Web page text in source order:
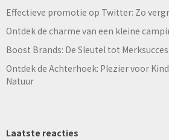
Effectieve promotie op Twitter: Zo
Ontdek de charme van een kleine
Boost Brands: De Sleutel tot Merksucces
Ontdek de Achterhoek: Plezier voor
Natuur
Laatste reacties